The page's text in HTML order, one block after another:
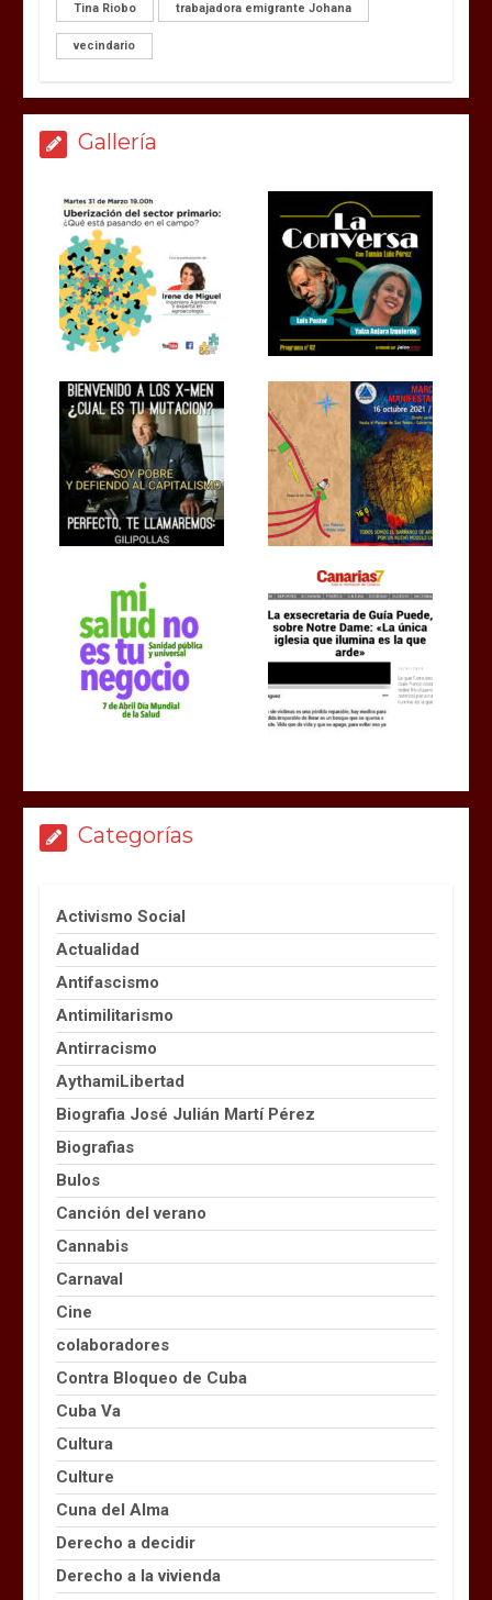
Tina Riobo trabajadora emigrante Johana
vecindario
Gallería
Categorías
Activismo Social
Actualidad
Antifascismo
Antimilitarismo
Antirracismo
AythamiLibertad
Biografia José Julián Martí Pérez
Biografias
Bulos
Canción del verano
Cannabis
Carnaval
Cine
colaboradores
Contra Bloqueo de Cuba
Cuba Va
Cultura
Culture
Cuna del Alma
Derecho a decidir
Derecho a la vivienda